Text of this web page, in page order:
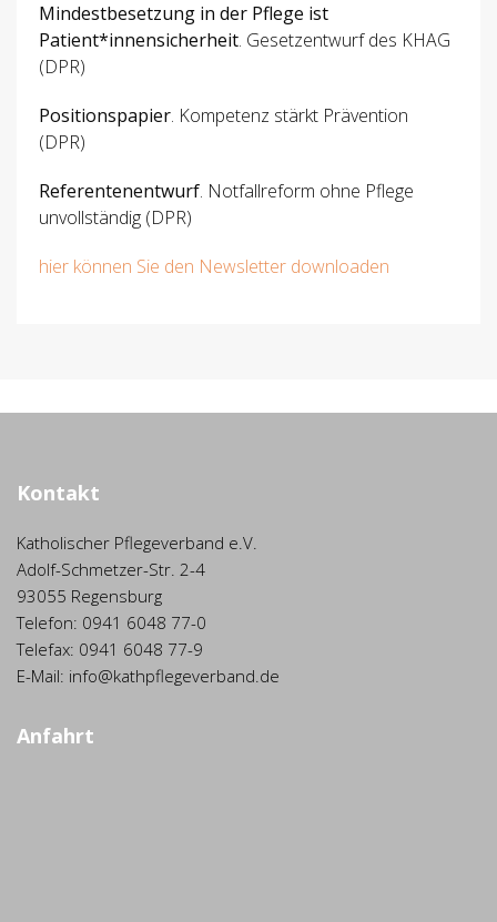
Mindestbesetzung in der Pflege ist
Patient*innensicherheit. Gesetzentwurf des KHAG
(DPR)
Positionspapier. Kompetenz stärkt Prävention
(DPR)
Referentenentwurf. Notfallreform ohne Pflege
unvollständig (DPR)
hier können Sie den Newsletter downloaden
Kontakt
Katholischer Pflegeverband e.V.
Adolf-Schmetzer-Str. 2-4
93055 Regensburg
Telefon: 0941 6048 77-0
Telefax: 0941 6048 77-9
E-Mail: info@kathpflegeverband.de
Anfahrt